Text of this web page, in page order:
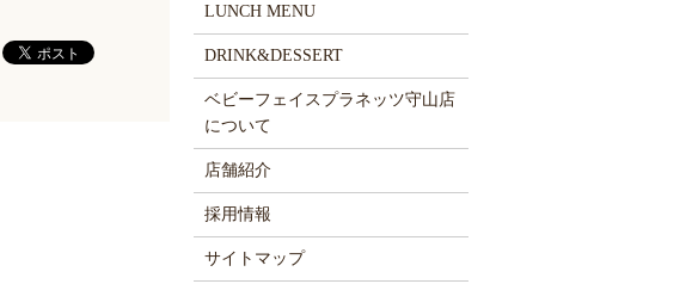
LUNCH MENU
DRINK&DESSERT
ベビーフェイスプラネッツ守山店
について
店舗紹介
採用情報
サイトマップ